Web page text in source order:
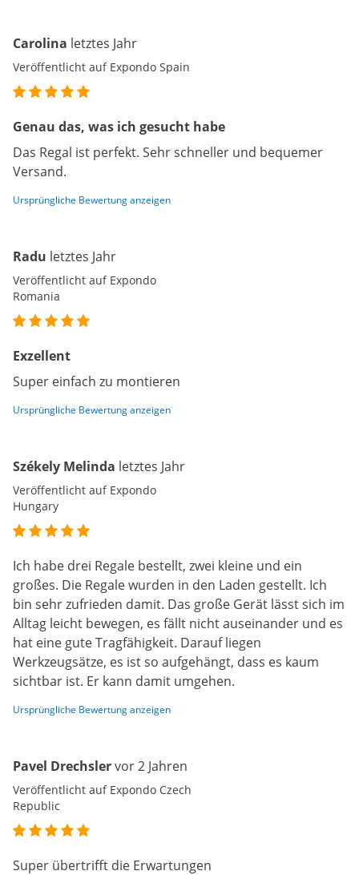
Carolina letztes Jahr
Veröffentlicht auf Expondo Spain
Genau das, was ich gesucht habe
Das Regal ist perfekt. Sehr schneller und bequemer
Versand.
Ursprüngliche Bewertung anzeigen
Radu letztes Jahr
Veröffentlicht auf Expondo
Romania
Exzellent
Super einfach zu montieren
Ursprüngliche Bewertung anzeigen
Székely Melinda letztes Jahr
Veröffentlicht auf Expondo
Hungary
Ich habe drei Regale bestellt, zwei kleine und ein
großes. Die Regale wurden in den Laden gestellt. Ich
bin sehr zufrieden damit. Das große Gerät lässt sich im
Alltag leicht bewegen, es fällt nicht auseinander und es
hat eine gute Tragfähigkeit. Darauf liegen
Werkzeugsätze, es ist so aufgehängt, dass es kaum
sichtbar ist. Er kann damit umgehen.
Ursprüngliche Bewertung anzeigen
Pavel Drechslervor 2 Jahren
Veröffentlicht auf Expondo Czech
Republic
Super übertrifft die Erwartungen